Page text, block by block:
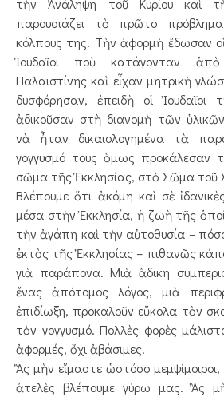
τὴν Ἀνάληψη τοῦ Κυρίου καὶ
παρουσιάζει τὸ πρῶτο
κόλπους της. Τὴν ἀφορμὴ ἔδωσαν οἱ
Ἰουδαῖοι ποὺ κατάγονταν
Παλαιστίνης καὶ εἶχαν μητρικὴ
δυσφόρησαν, ἐπειδὴ οἱ Ἰουδαῖοι
ἀδικοῦσαν στὴ διανομὴ τῶν
νὰ ἦταν δικαιολογημένα τὰ
γογγυσμό τους ὅμως
σῶμα τῆς Ἐκκλησίας, στὸ Σῶμα τοῦ
Βλέπουμε ὅτι ἀκόμη καὶ σὲ
μέσα στὴν Ἐκκλησία, ἡ ζωὴ τῆς
τὴν ἀγάπη καὶ τὴν αὐτοθυσία –
ἐκτὸς τῆς Ἐκκλησίας – πιθανῶς
γιὰ παράπονα. Μιὰ ἄδικη
ἕνας ἀπότομος λόγος, μιὰ
ἐπιδίωξη, προκαλοῦν εὔκολα τὸν
τὸν γογγυσμό. Πολλὲς φορὲς
ἀφορμές, ὄχι ἀβάσιμες.
Ἂς μὴν εἴμαστε ὡστόσο
ἀτελὲς βλέπουμε γύρω μας. Ἂς